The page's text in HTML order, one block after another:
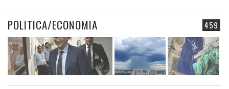
459
POLITICA/ECONOMIA